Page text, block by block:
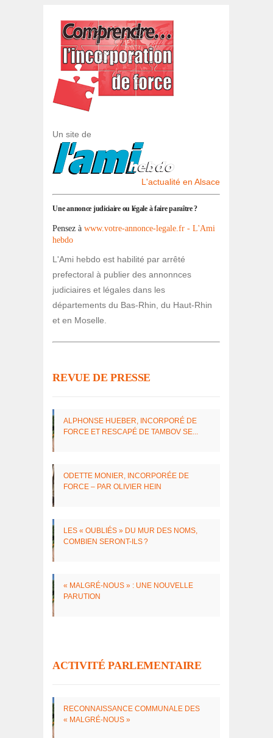
Un site de
L'actualité en Alsace
Une annonce judiciaire ou légale à faire paraître ?
Pensez àwww.votre-annonce-legale.fr - L'Ami
hebdo
L'Ami hebdo est habilité par arrêté
prefectoral à publier des annonnces
judiciaires et légales dans les
départements du Bas-Rhin, du Haut-Rhin
et en Moselle.
REVUE DE PRESSE
ALPHONSE HUEBER, INCOR­PORÉ DE
FORCE ET RESCAPÉ DE TAMBOV SE...
ODETTE MONIER, INCOR­PO­RÉE DE
FORCE – PAR OLIVIER HEIN
LES « OUBLIÉS » DU MUR DES NOMS,
COMBIEN SERONT-ILS ?
« MALGRÉ-NOUS » : UNE NOUVELLE
PARU­TION
ACTIVITÉ PARLEMENTAIRE
RECON­NAIS­SANCE COMMU­NALE DES
« MALGRÉ-NOUS »